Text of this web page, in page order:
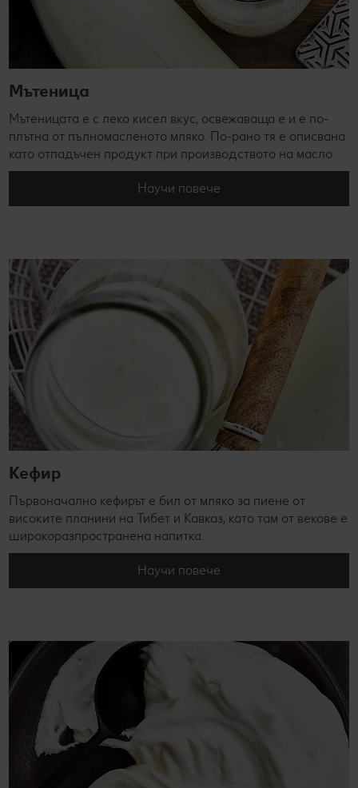
Мътеница
Мътеницата е с леко кисел вкус, освежаваща е и е по-
плътна от пълномасленото мляко. По-рано тя е описвана
като отпадъчен продукт при производството на масло.
Научи повече
Кефир
Първоначално кефирът е бил от мляко за пиене от
високите планини на Тибет и Кавказ, като там от векове е
широкоразпространена напитка.
Научи повече